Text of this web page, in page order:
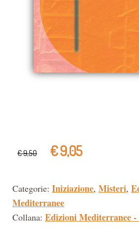
€ 9,50 € 9,05
Categorie: Iniziazione, Misteri,
Mediterranee
Collana: Edizioni Mediterranee